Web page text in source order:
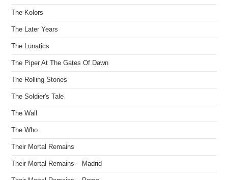
The Kolors
The Later Years
The Lunatics
The Piper At The Gates Of Dawn
The Rolling Stones
The Soldier's Tale
The Wall
The Who
Their Mortal Remains
Their Mortal Remains – Madrid